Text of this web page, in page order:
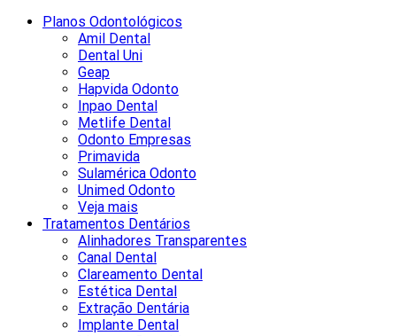
Planos Odontológicos
Amil Dental
Dental Uni
Geap
Hapvida Odonto
Inpao Dental
Metlife Dental
Odonto Empresas
Primavida
Sulamérica Odonto
Unimed Odonto
Veja mais
Tratamentos Dentários
Alinhadores Transparentes
Canal Dental
Clareamento Dental
Estética Dental
Extração Dentária
Implante Dental